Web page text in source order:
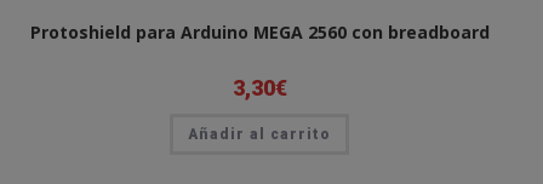
Protoshield para Arduino MEGA 2560 con breadboard
3,30€
Añadir al carrito